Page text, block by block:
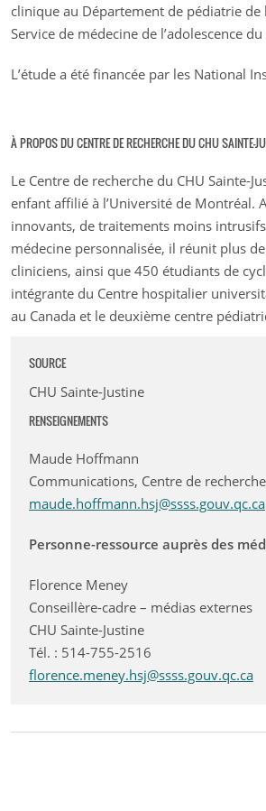
clinique au Département de pédiatrie
Service de médecine de l’adolescence
L’étude a été financée par les National
À PROPOS DU CENTRE DE RECHERCHE DU CHU SAINTE-
Le Centre de recherche du CHU Sainte-
enfant affilié à l’Université de Montréal.
innovants, de traitements moins
médecine personnalisée, il réunit plus
cliniciens, ainsi que 450 étudiants de
intégrante du Centre hospitalier
au Canada et le deuxième centre
SOURCE
CHU Sainte-Justine
RENSEIGNEMENTS
Maude Hoffmann
Communications, Centre de
maude.hoffmann.hsj@ssss.gouv.qc.ca
Personne-ressource auprès des
Florence Meney
Conseillère-cadre – médias externes
CHU Sainte-Justine
Tél. : 514-755-2516
florence.meney.hsj@ssss.gouv.qc.ca